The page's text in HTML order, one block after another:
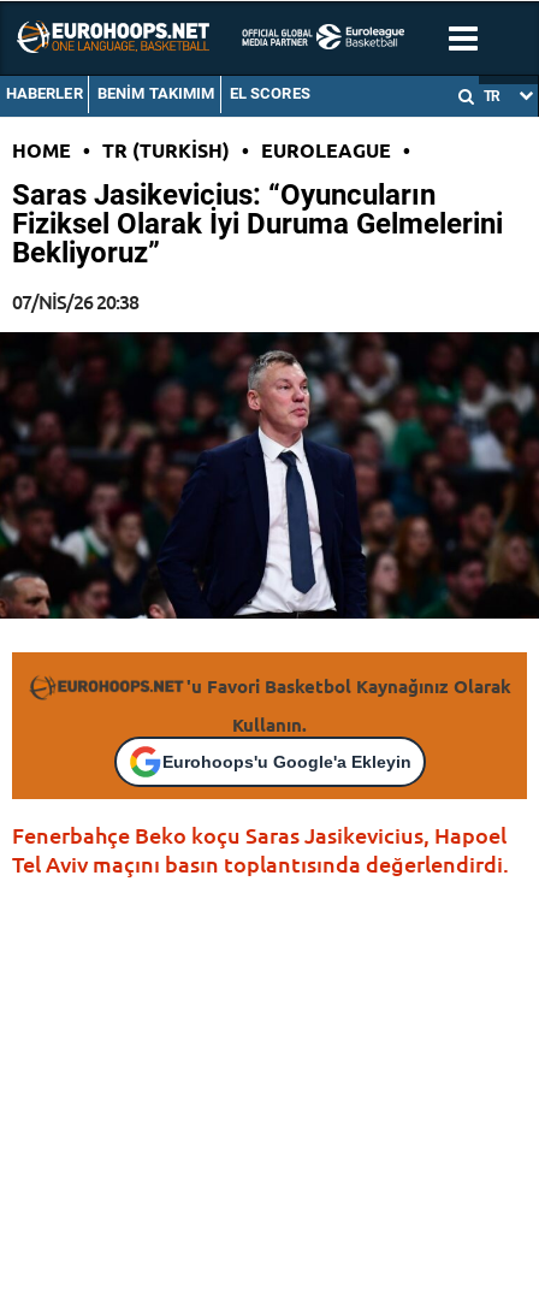
HABERLER BENIM TAKIMIM EL SCORES TR
HOME • TR (TURKISH) • EUROLEAGUE •
Saras Jasikevicius: “Oyuncuların
Fiziksel Olarak İyi Duruma Gelmelerini
Bekliyoruz”
07/NIS/26 20:38
'u Favori Basketbol Kaynağınız Olarak
Kullanın.
Eurohoops'u Google'a Ekleyin
Fenerbahçe Beko koçu Saras Jasikevicius, Hapoel
Tel Aviv maçını basın toplantısında değerlendirdi.